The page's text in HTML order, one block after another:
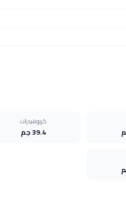
كربوهيدرات
39.4 جم